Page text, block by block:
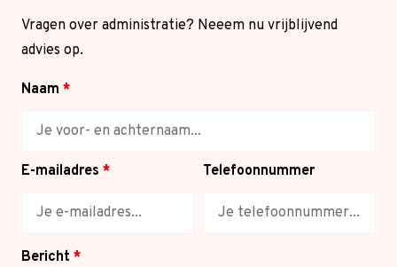
Vragen over administratie? Neeem nu vrijblijvend
advies op.
Naam *
E-mailadres * Telefoonnummer
Bericht *